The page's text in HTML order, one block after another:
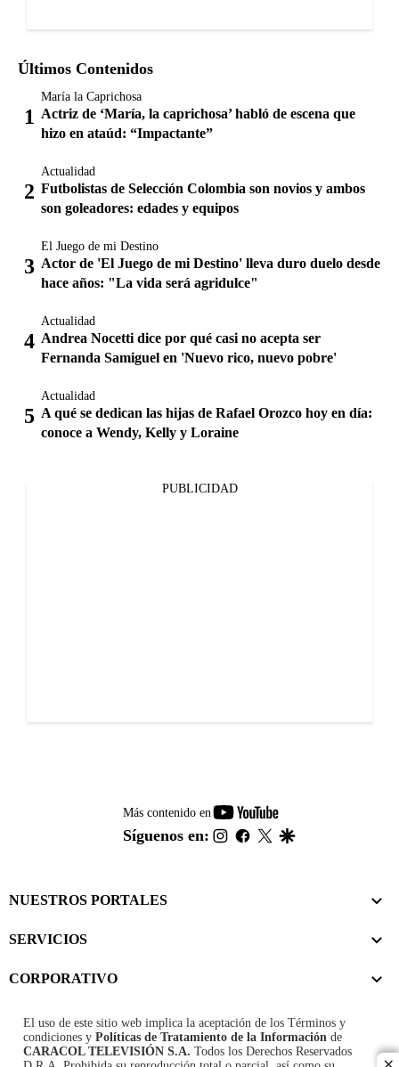
Últimos Contenidos
María la Caprichosa
Actriz de ‘María, la caprichosa’ habló de escena que
hizo en ataúd: “Impactante”
Actualidad
Futbolistas de Selección Colombia son novios y ambos
son goleadores: edades y equipos
El Juego de mi Destino
Actor de 'El Juego de mi Destino' lleva duro duelo desde
hace años: "La vida será agridulce"
Actualidad
Andrea Nocetti dice por qué casi no acepta ser
Fernanda Samiguel en 'Nuevo rico, nuevo pobre'
Actualidad
A qué se dedican las hijas de Rafael Orozco hoy en día:
conoce a Wendy, Kelly y Loraine
PUBLICIDAD
Más contenido en
youtube-
footer
Síguenos en: instagram
facebook
twitter
NUESTROS PORTALES
SERVICIOS
CORPORATIVO
El uso de este sitio web implica la aceptación de los Términos y
condiciones y Políticas de Tratamiento de la Información de
CARACOL TELEVISIÓN S.A. Todos los Derechos Reservados